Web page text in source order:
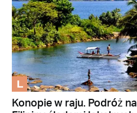
L
Konopie w raju. Podróż na